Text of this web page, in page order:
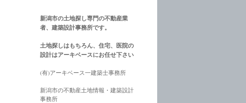
新潟市の土地探し専門の不動産業
者、建築設計事務所です。
土地探しはもちろん、住宅、医院の
設計はアーキベースにお任せ下さい
(有)アーキベース一建築士事務所
新潟市の不動産土地情報・建築設計
事務所